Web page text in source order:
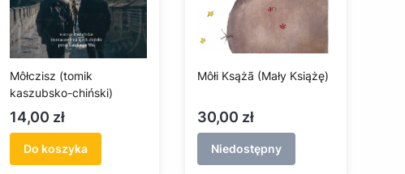
Môłczisz (tomik
kaszubsko-chiński)
Cena
14,00 zł
Do koszyka
Môłi Ksążã (Mały Książę)
Cena
30,00 zł
Niedostępny